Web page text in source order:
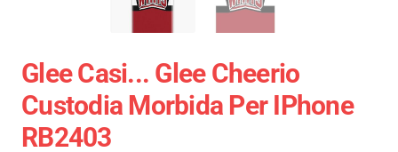
Glee Casi... Glee Cheerio
Custodia Morbida Per IPhone
RB2403